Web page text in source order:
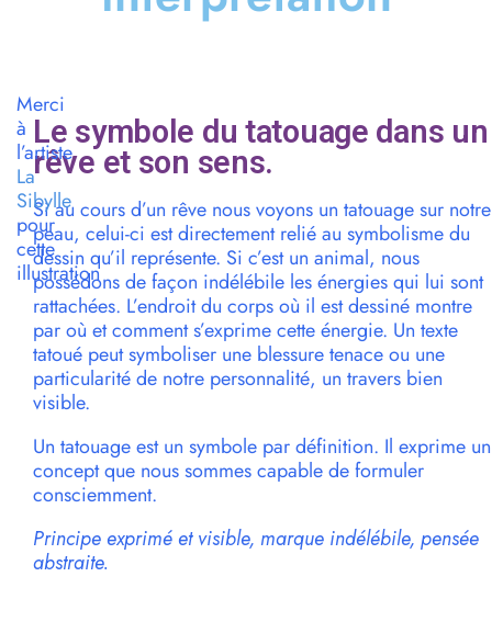
Le symbole du tatouage dans un
rêve et son sens.
Si au cours d’un rêve nous voyons un tatouage sur notre
peau, celui-ci est directement relié au symbolisme du
dessin qu’il représente. Si c’est un animal, nous
possédons de façon indélébile les énergies qui lui sont
rattachées. L’endroit du corps où il est dessiné montre
par où et comment s’exprime cette énergie. Un texte
tatoué peut symboliser une blessure tenace ou une
particularité de notre personnalité, un travers bien
visible.
Un tatouage est un symbole par définition. Il exprime un
concept que nous sommes capable de formuler
consciemment.
Principe exprimé et visible, marque indélébile, pensée
abstraite.
Merci
à
l’artiste
La
Sibylle
pour
cette
illustration